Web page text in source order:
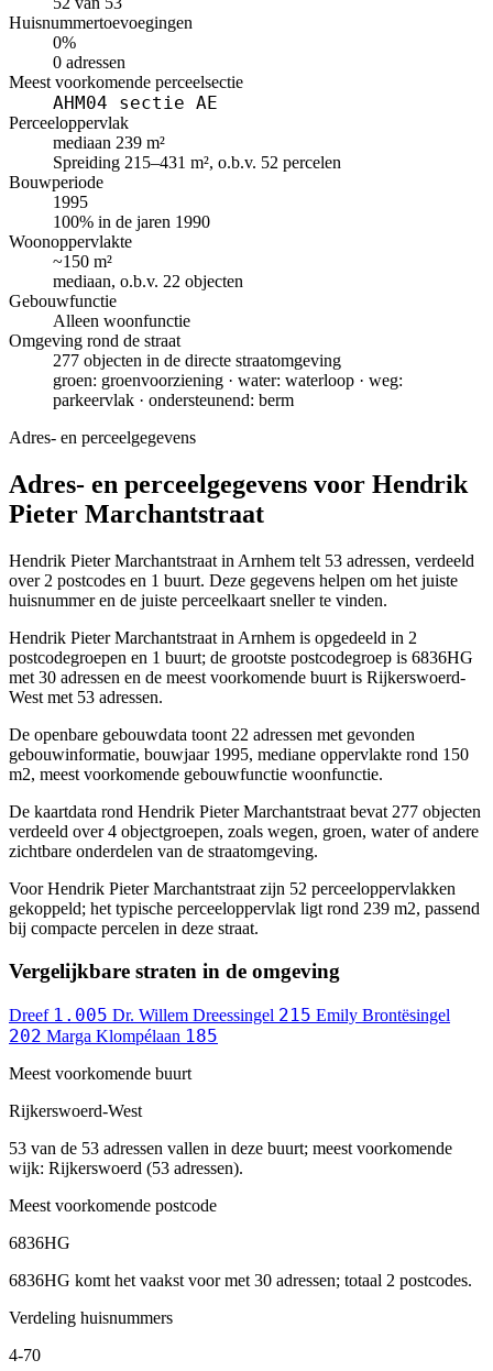
Huisnummertoevoegingen
0%
0 adressen
Meest voorkomende perceelsectie
AHM04 sectie AE
Perceeloppervlak
mediaan 239 m²
Spreiding 215–431 m², o.b.v. 52 percelen
Bouwperiode
1995
100% in de jaren 1990
Woonoppervlakte
~150 m²
mediaan, o.b.v. 22 objecten
Gebouwfunctie
Alleen woonfunctie
Omgeving rond de straat
277 objecten in de directe straatomgeving
groen: groenvoorziening · water: waterloop · weg:
parkeervlak · ondersteunend: berm
Adres- en perceelgegevens
Adres- en perceelgegevens voor Hendrik
Pieter Marchantstraat
Hendrik Pieter Marchantstraat in Arnhem telt 53 adressen, verdeeld
over 2 postcodes en 1 buurt. Deze gegevens helpen om het juiste
huisnummer en de juiste perceelkaart sneller te vinden.
Hendrik Pieter Marchantstraat in Arnhem is opgedeeld in 2
postcodegroepen en 1 buurt; de grootste postcodegroep is 6836HG
met 30 adressen en de meest voorkomende buurt is Rijkerswoerd-
West met 53 adressen.
De openbare gebouwdata toont 22 adressen met gevonden
gebouwinformatie, bouwjaar 1995, mediane oppervlakte rond 150
m2, meest voorkomende gebouwfunctie woonfunctie.
De kaartdata rond Hendrik Pieter Marchantstraat bevat 277 objecten
verdeeld over 4 objectgroepen, zoals wegen, groen, water of andere
zichtbare onderdelen van de straatomgeving.
Voor Hendrik Pieter Marchantstraat zijn 52 perceeloppervlakken
gekoppeld; het typische perceeloppervlak ligt rond 239 m2, passend
bij compacte percelen in deze straat.
Vergelijkbare straten in de omgeving
Dreef 1.005 Dr. Willem Dreessingel 215 Emily Brontësingel
202 Marga Klompélaan 185
Meest voorkomende buurt
Rijkerswoerd-West
53 van de 53 adressen vallen in deze buurt; meest voorkomende
wijk: Rijkerswoerd (53 adressen).
Meest voorkomende postcode
6836HG
6836HG komt het vaakst voor met 30 adressen; totaal 2 postcodes.
Verdeling huisnummers
4-70